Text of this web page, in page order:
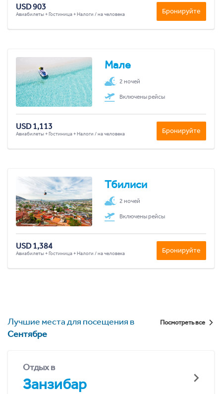
USD 903
Авиабилеты + Гостиница + Налоги / на человека Бронируйте
Мале
2 ночей
Включены рейсы
USD 1,113
Авиабилеты + Гостиница + Налоги / на человека Бронируйте
Тбилиси
2 ночей
Включены рейсы
USD 1,384
Авиабилеты + Гостиница + Налоги / на человека Бронируйте
Лучшие места для посещения в
Сентябре
Посмотреть все
Отдых в
Занзибар